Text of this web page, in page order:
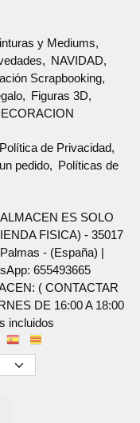
y Mediums
NAVIDAD
Scrapbooking
Figuras 3D
Política de Privacidad
pedido
Políticas de
ES SOLO
FISICA) - 35017
- (España) |
655493665
( CONTACTAR
DE 16:00 A 18:00
incluidos